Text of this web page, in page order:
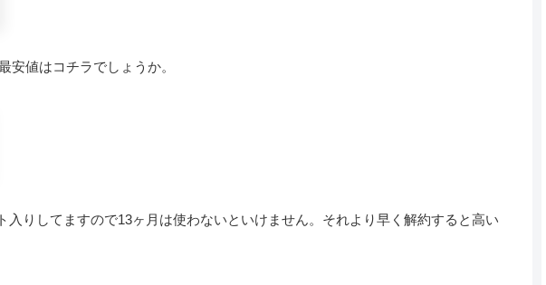
安値はコチラでしょうか。
入りしてますので13ヶ月は使わないといけません。それより早く解約すると高い